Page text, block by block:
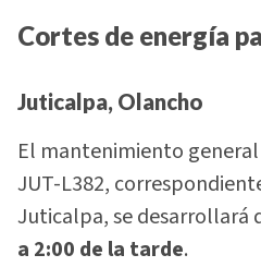
Cortes de energía
Juticalpa, Olancho
El mantenimiento
JUT-L382,
Juticalpa, se desarrollará
a 2:00 de la tarde.